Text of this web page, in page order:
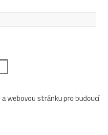
webovou stránku pro budoucí